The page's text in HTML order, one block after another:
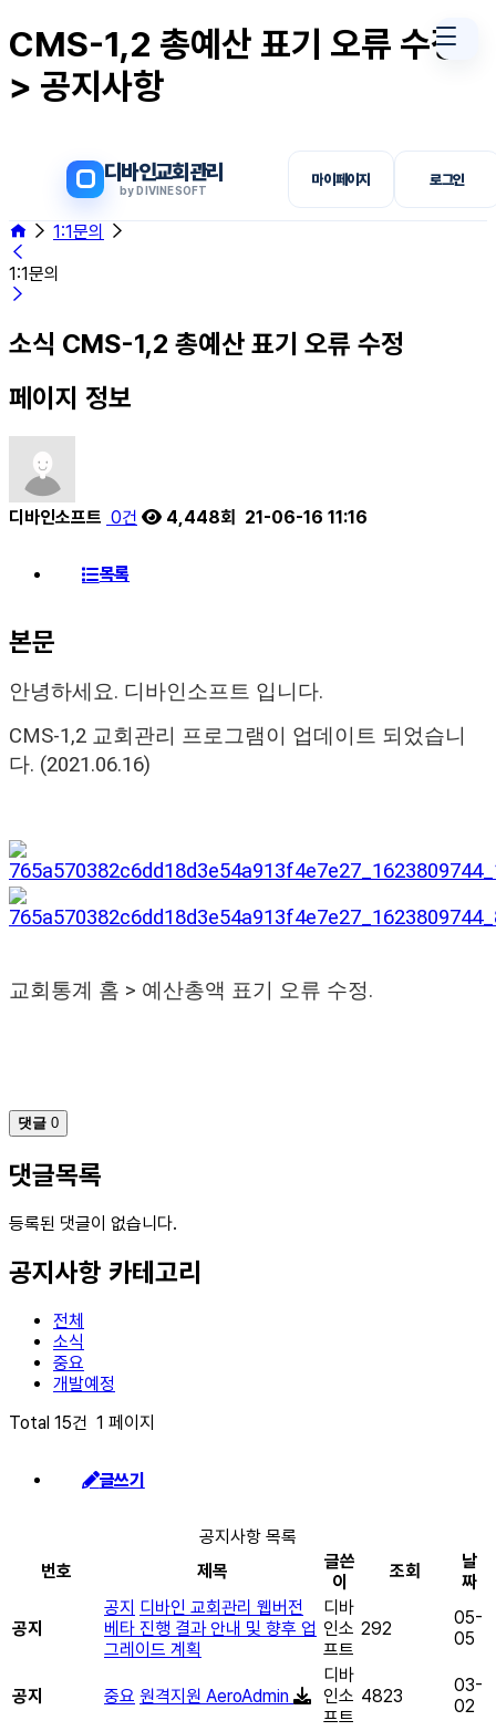
CMS-1,2 총예산 표기 오류 수정
> 공지사항
디바인교회관리
by DIVINESOFT
마이페이지 로그인
1:1문의
1:1문의
소식 CMS-1,2 총예산 표기 오류 수정
페이지 정보
디바인소프트 0건 4,448회 21-06-16 11:16
목록
본문
안녕하세요. 디바인소프트 입니다.
CMS-1,2 교회관리 프로그램이 업데이트 되었습니
다. (2021.06.16)
교회통계 홈 > 예산총액 표기 오류 수정.
댓글 0
댓글목록
등록된 댓글이 없습니다.
공지사항 카테고리
전체
소식
중요
개발예정
Total 15건 1 페이지
글쓰기
공지사항 목록
번호
제목
글쓴
이
조회
날
짜
공지
공지 디바인 교회관리 웹버전
베타 진행 결과 안내 및 향후 업
그레이드 계획
디바
인소
프트
292
05-
05
공지 중요 원격지원 AeroAdmin
디바
인소
프트
4823
03-
02